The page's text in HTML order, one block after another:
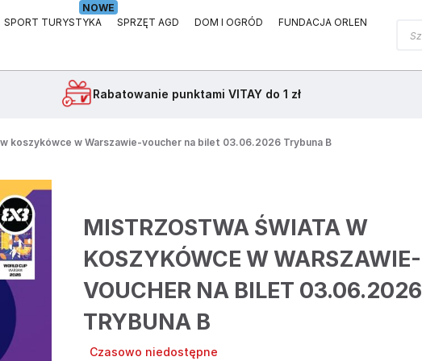
SPORT TURYSTYKA
NOWE
SPRZĘT AGD
DOM I OGRÓD FUNDACJA ORLEN
Rabatowanie punktami VITAY do 1 zł
koszykówce w Warszawie-voucher na bilet 03.06.2026 Trybuna B
MISTRZOSTWA ŚWIATA W
KOSZYKÓWCE W WARSZAWIE-
VOUCHER NA BILET 03.06.2026
TRYBUNA B
Czasowo niedostępne